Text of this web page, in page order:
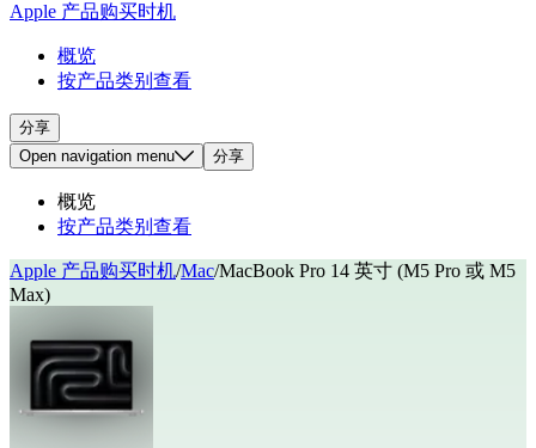
Apple 产品购买时机
概览
按产品类别查看
分享
Open navigation menu 分享
概览
按产品类别查看
Apple 产品购买时机/Mac/MacBook Pro 14 英寸 (M5 Pro 或 M5
Max)